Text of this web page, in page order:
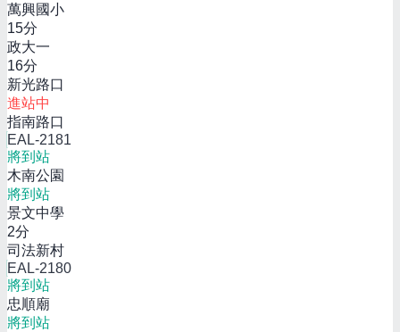
萬興國小
15分
政大一
16分
新光路口
進站中
指南路口
EAL-2181
將到站
木南公園
將到站
景文中學
2分
司法新村
EAL-2180
將到站
忠順廟
將到站